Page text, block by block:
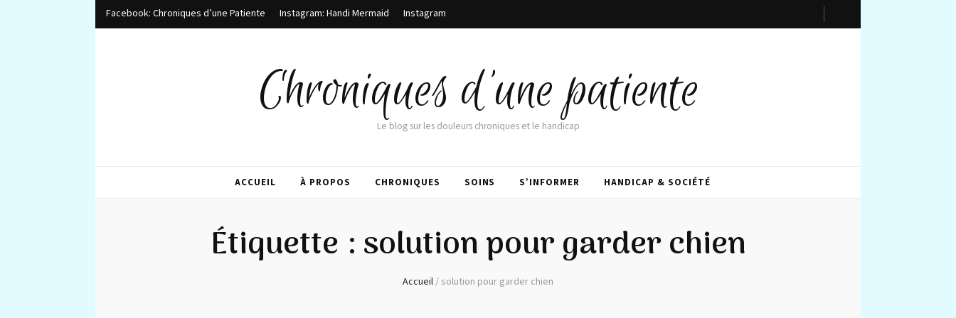
Facebook: Chroniques d’une Patiente Instagram: Handi Mermaid Instagram
Chroniques d'une patiente
Le blog sur les douleurs chroniques et le handicap
ACCUEIL À PROPOS CHRONIQUES SOINS S’INFORMER HANDICAP & SOCIÉTÉ
Étiquette :solution pour garder chien
Accueil/ solution pour garder chien